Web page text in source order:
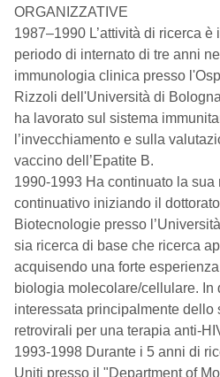
ORGANIZZATIVE
1987–1990 L’attività di ricerca
periodo di internato di tre anni
immunologia clinica presso
Rizzoli dell'Università di
ha lavorato sul sistema
l’invecchiamento e sulla
vaccino dell’Epatite B.
1990-1993 Ha continuato la sua
continuativo iniziando il
Biotecnologie presso
sia ricerca di base che ricerca
acquisendo una forte
biologia molecolare/cellulare. In
interessata principalmente dello
retrovirali per una terapia anti-
1993-1998 Durante i 5 anni di
Uniti presso il "Department of